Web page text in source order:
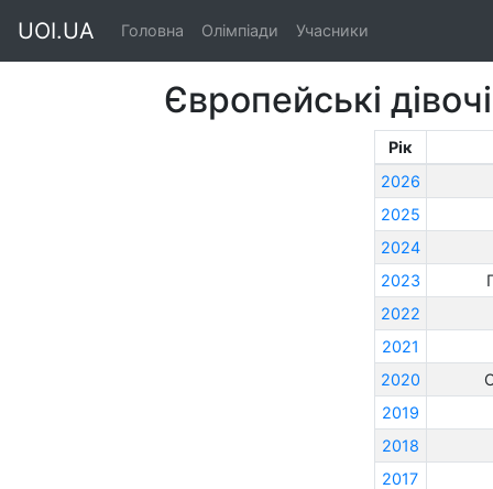
UOI.UA Головна Олімпіади Учасники
Європейські
Рік
2026
2025
2024
2023
2022
2021
2020
2019
2018
2017